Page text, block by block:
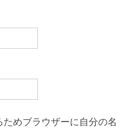
めブラウザーに自分の名